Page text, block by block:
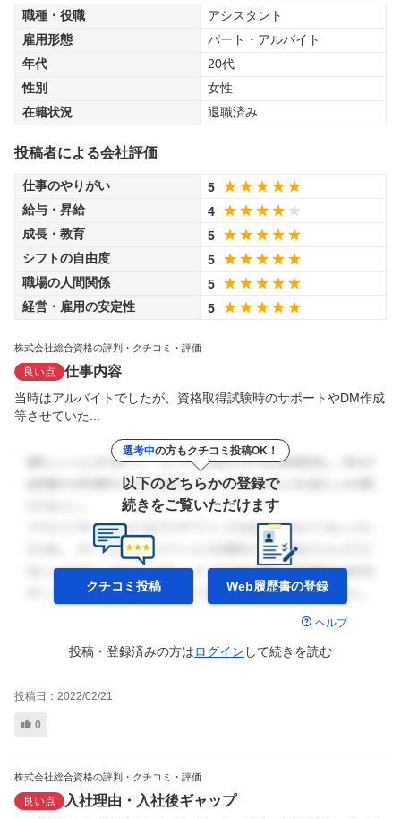
職種・役職
アシスタント
雇用形態
パート・アルバイト
年代
20代
性別
女性
在籍状況
退職済み
投稿者による会社評価
仕事のやりがい
5
給与・昇給
4
成長・教育
5
シフトの自由度
5
職場の人間関係
5
経営・雇用の安定性
5
株式会社総合資格の評判・クチコミ・評価
良い点 仕事内容
当時はアルバイトでしたが、資格取得試験時のサポートやDM作成
等させていた...
選考中の方もクチコミ投稿OK！
以下のどちらかの登録で
続きをご覧いただけます
クチコミ投稿 Web履歴書の登録
ヘルプ
投稿・登録済みの方はログイン して続きを読む
投稿日： 2022/02/21
0
株式会社総合資格の評判・クチコミ・評価
良い点 入社理由・入社後ギャップ